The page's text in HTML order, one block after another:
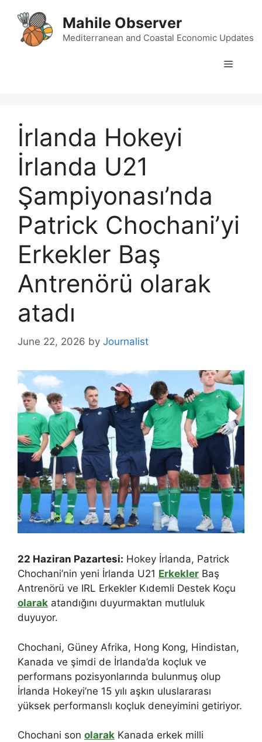
content
Mahile Observer
Mediterranean and Coastal Economic Updates
Menu
İrlanda Hokeyi
İrlanda U21
Şampiyonası’nda
Patrick Chochani’yi
Erkekler Baş
Antrenörü olarak
atadı
June 22, 2026 by Journalist
22 Haziran Pazartesi: Hokey İrlanda, Patrick
Chochani’nin yeni İrlanda U21 Erkekler Baş
Antrenörü ve IRL Erkekler Kıdemli Destek Koçu
olarak atandığını duyurmaktan mutluluk
duyuyor.
Chochani, Güney Afrika, Hong Kong, Hindistan,
Kanada ve şimdi de İrlanda’da koçluk ve
performans pozisyonlarında bulunmuş olup
İrlanda Hokeyi’ne 15 yılı aşkın uluslararası
yüksek performanslı koçluk deneyimini getiriyor.
Chochani son olarak Kanada erkek milli